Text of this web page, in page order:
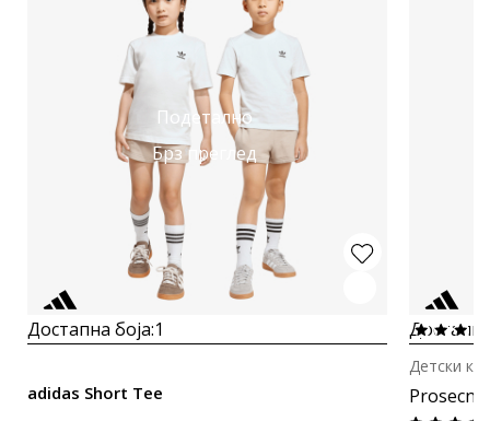
Подетално
Брз преглед
Достапна боја:1
adidas Short Tee
Детски